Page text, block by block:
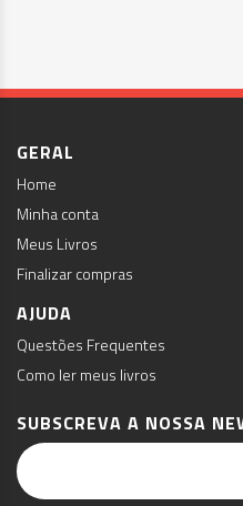
GERAL
Home
Minha conta
Meus Livros
Finalizar compras
AJUDA
Questões Frequentes
Como ler meus livros
SUBSCREVA A NOSSA